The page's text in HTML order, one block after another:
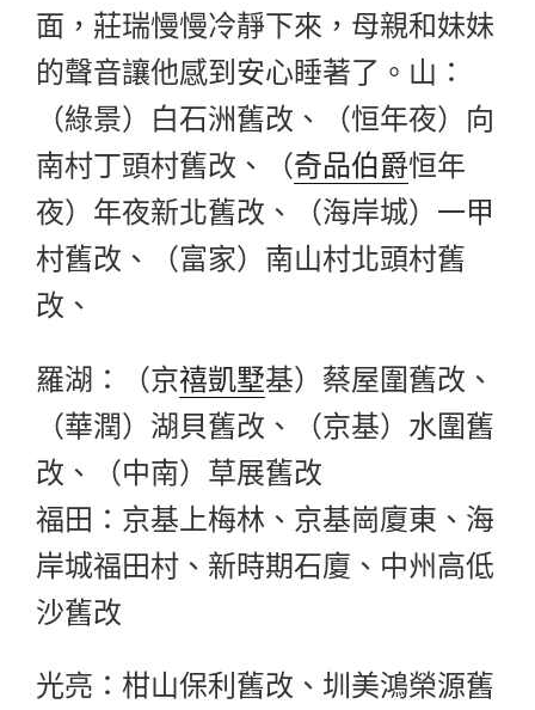
面，莊瑞慢慢冷靜下來，母親和妹妹
的聲音讓他感到安心睡著了。山：
（綠景）白石洲舊改、（恒年夜）向
南村丁頭村舊改、（奇品伯爵恒年
夜）年夜新北舊改、（海岸城）一甲
村舊改、（富家）南山村北頭村舊
改、
羅湖：（京禧凱墅基）蔡屋圍舊改、
（華潤）湖貝舊改、（京基）水圍舊
改、（中南）草展舊改
福田：京基上梅林、京基崗廈東、海
岸城福田村、新時期石廈、中州高低
沙舊改
光亮：柑山保利舊改、圳美鴻榮源舊